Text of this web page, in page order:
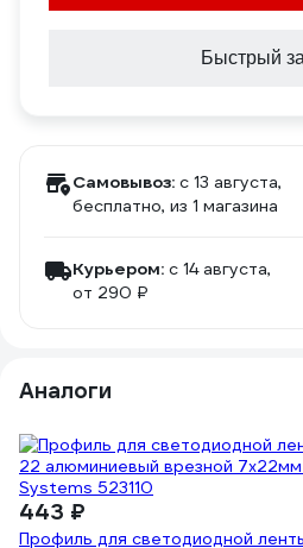
Быстрый
Самовывоз: c 13 августа,
бесплатно, из 1 магазина
Курьером: c 14 августа,
от 290 ₽
Аналоги
443 ₽
Профиль для светодиодной